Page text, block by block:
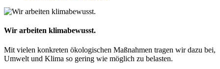
Wir arbeiten klimabewusst.
Mit vielen konkreten ökologischen Maßnahmen tragen wir dazu bei,
Umwelt und Klima so gering wie möglich zu belasten.